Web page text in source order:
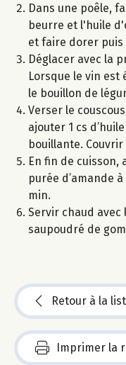
Dans une poêle,
beurre et l'huile
et faire dorer puis
Déglacer avec la
Lorsque le vin est
le bouillon de
Verser le
ajouter 1 cs
bouillante.
En fin de cuisson,
purée d’amande
min.
Servir chaud avec
saupoudré de
Retour à la
Imprimer la